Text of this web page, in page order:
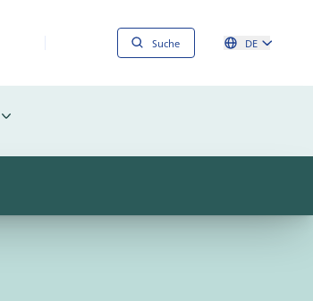
Suche DE